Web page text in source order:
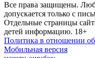
Все права защищены.
допускается только с
Отдельные страницы
детей информацию. 18+
Политика в отношении
Мобильная версия